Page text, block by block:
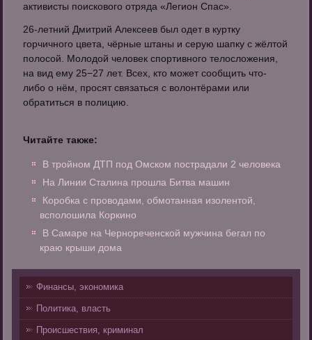
активисты поискового отряда «Легион Спас».
26-летний Дмитрий Алексеев был одет в куртку
горчичного цвета, чёрные штаны и серую шапку с жёлтой
полосой. Молодой человек спортивного телосложения,
на вид ему 25−27 лет. Всех, кто может сообщить что-
либо о нём, просят связаться с волонтёрами или
обратиться в полицию.
Читайте также:
В тройном ДТП под Омском пострадали 2 человека
На Линии Сталина прошла Битва машин
Коробка с проводами, обмотанная изолентой,
всполошила Коркино
В Самаре на Чернореченской мужчина бегал по
краю крыши дома
Финансы, экономика
Политика, власть
Происшествия, криминал